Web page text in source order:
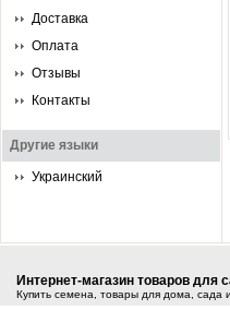
Доставка
Оплата
Отзывы
Контакты
Другие языки
Украинский
Интернет-магазин товаров для
Купить семена, товары для дома, сада